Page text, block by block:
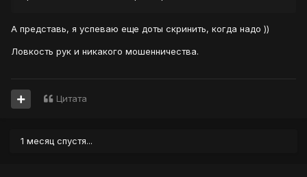
А представь, я успеваю еще доты скринить, когда надо ))
Ловкость рук и никакого мошенничества.
Цитата
1 месяц спустя...